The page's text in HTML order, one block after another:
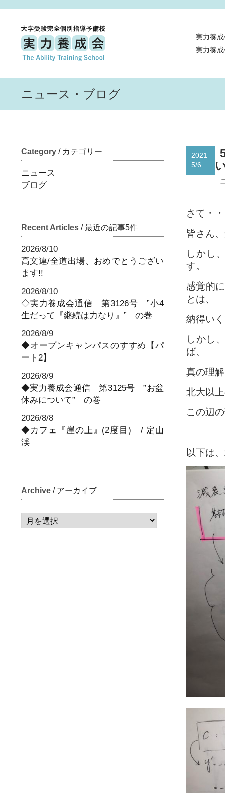
実力養
実力養
ニュース・ブログ
Category / カテゴリー
ニュース
ブログ
Recent Articles / 最近の記事5件
2026/8/10
高文連/全道出場、おめでとうござい
ます!!
2026/8/10
◇実力養成会通信 第3126号 ”小4
生だって『継続は力なり』” の巻
2026/8/9
◆オープンキャンパスのすすめ【パ
ート2】
2026/8/9
◆実力養成会通信 第3125号 ”お盆
休みについて” の巻
2026/8/8
◆カフェ『崖の上』(2度目) / 定山
渓
Archive / アーカイブ
2021
5/6
さて・
皆さん
しかし
す。
感覚的
とは、
納得い
しかし
ば、
真の理
北大以
この辺
以下は